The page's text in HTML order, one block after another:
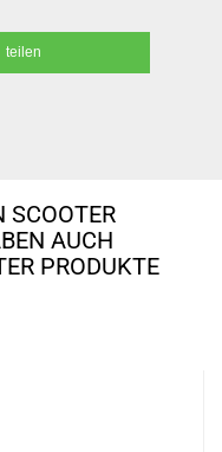
teilen
SCOOTER
AUCH
PRODUKTE